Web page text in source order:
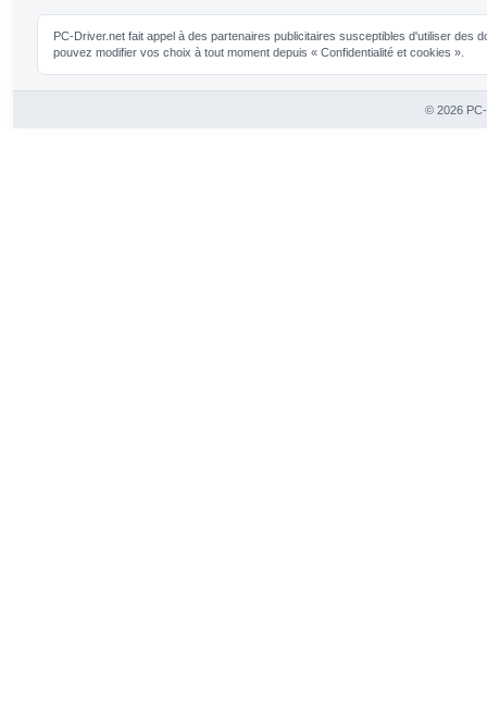
PC-Driver.net fait appel à des partenaires publicitaires susceptibles d'utiliser
pouvez modifier vos choix à tout moment depuis « Confidentialité et cookies ».
© 2026